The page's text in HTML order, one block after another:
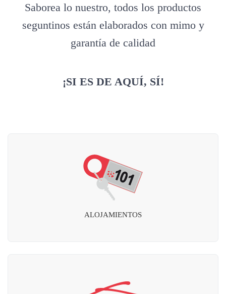
Saborea lo nuestro, todos los productos
seguntinos están elaborados con mimo y
garantía de calidad
¡SI ES DE AQUÍ, SÍ!
ALOJAMIENTOS